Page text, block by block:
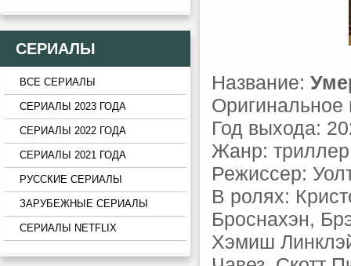
СЕРИАЛЫ
ВСЕ СЕРИАЛЫ
СЕРИАЛЫ 2023 ГОДА
СЕРИАЛЫ 2022 ГОДА
СЕРИАЛЫ 2021 ГОДА
РУССКИЕ СЕРИАЛЫ
ЗАРУБЕЖНЫЕ СЕРИАЛЫ
СЕРИАЛЫ NETFLIX
Название:
Оригинальное
Год выхода:
Жанр:
Режиссер:
В ролях:
Броснахэн,
Хэмиш